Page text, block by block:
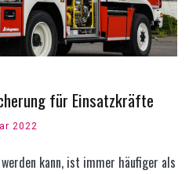
für Einsatzkräfte
2022
kann, ist immer häufiger als